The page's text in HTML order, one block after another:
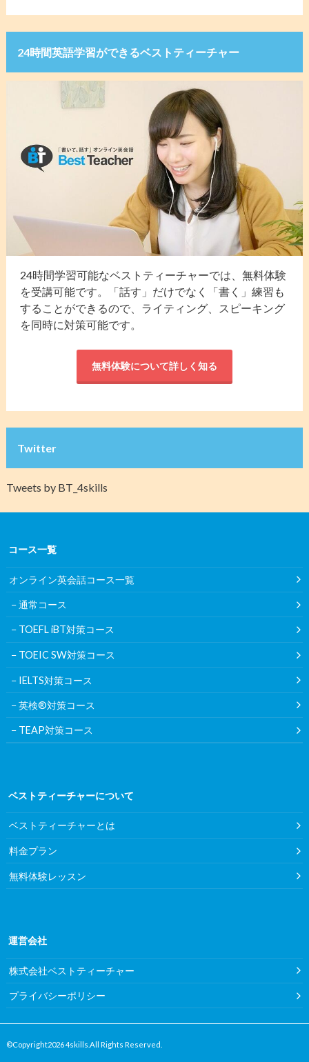
24時間英語学習ができるベストティーチャー
24時間学習可能なベストティーチャーでは、無料体験
を受講可能です。「話す」だけでなく「書く」練習も
することができるので、ライティング、スピーキング
を同時に対策可能です。
無料体験について詳しく知る
Twitter
Tweets by BT_4skills
コース一覧
オンライン英会話コース一覧
通常コース
TOEFL iBT対策コース
TOEIC SW対策コース
IELTS対策コース
英検®対策コース
TEAP対策コース
ベストティーチャーについて
ベストティーチャーとは
料金プラン
無料体験レッスン
運営会社
株式会社ベストティーチャー
プライバシーポリシー
©Copyright20264skills .All Rights Reserved.